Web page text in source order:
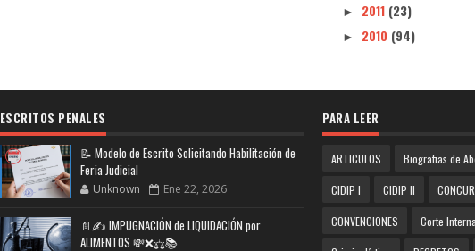
► 2011 (23)
► 2010 (94)
ESCRITOS PENALES
📝 Modelo de Escrito Solicitando Habilitación de
Feria Judicial
Unknown Ene 22, 2026
📄✍️ IMPUGNACIÓN de LIQUIDACIÓN por
ALIMENTOS 💸❌⚖️📚
PARA LEER
ARTICULOS Biografias de
CIDIP I CIDIP II
CONVENCIONES Corte